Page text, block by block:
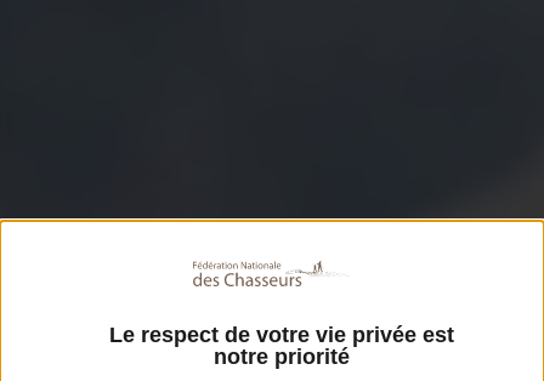
Le respect de votre vie privée est
notre priorité